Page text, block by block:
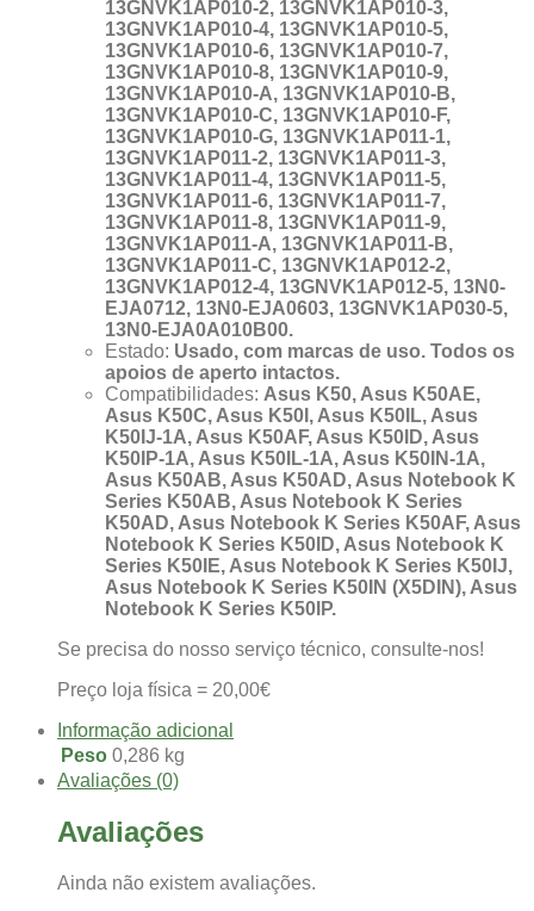
13GNVK1AP010-2, 13GNVK1AP010-3,
13GNVK1AP010-4, 13GNVK1AP010-5,
13GNVK1AP010-6, 13GNVK1AP010-7,
13GNVK1AP010-8, 13GNVK1AP010-9,
13GNVK1AP010-A, 13GNVK1AP010-B,
13GNVK1AP010-C, 13GNVK1AP010-F,
13GNVK1AP010-G, 13GNVK1AP011-1,
13GNVK1AP011-2, 13GNVK1AP011-3,
13GNVK1AP011-4, 13GNVK1AP011-5,
13GNVK1AP011-6, 13GNVK1AP011-7,
13GNVK1AP011-8, 13GNVK1AP011-9,
13GNVK1AP011-A, 13GNVK1AP011-B,
13GNVK1AP011-C, 13GNVK1AP012-2,
13GNVK1AP012-4, 13GNVK1AP012-5, 13N0-
EJA0712, 13N0-EJA0603, 13GNVK1AP030-5,
13N0-EJA0A010B00.
Estado: Usado, com marcas de uso. Todos os
apoios de aperto intactos.
Compatibilidades: Asus K50, Asus K50AE,
Asus K50C, Asus K50I, Asus K50IL, Asus
K50IJ-1A, Asus K50AF, Asus K50ID, Asus
K50IP-1A, Asus K50IL-1A, Asus K50IN-1A,
Asus K50AB, Asus K50AD, Asus Notebook K
Series K50AB, Asus Notebook K Series
K50AD, Asus Notebook K Series K50AF, Asus
Notebook K Series K50ID, Asus Notebook K
Series K50IE, Asus Notebook K Series K50IJ,
Asus Notebook K Series K50IN (X5DIN), Asus
Notebook K Series K50IP.
Se precisa do nosso serviço técnico, consulte-nos!
Preço loja física = 20,00€
Informação adicional
Peso 0,286 kg
Avaliações (0)
Avaliações
Ainda não existem avaliações.